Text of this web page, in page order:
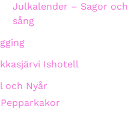
Julkalender – Sagor och
sång
Ishotell
och Nyår
Pepparkakor